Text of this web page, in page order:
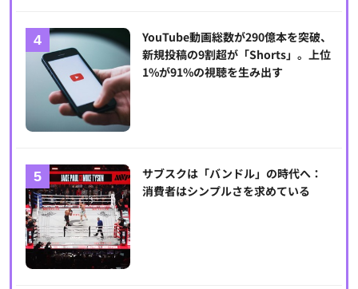
YouTube動画総数が290億本を突破、
新規投稿の9割超が「Shorts」。上位
1%が91%の視聴を生み出す
サブスクは「バンドル」の時代へ：
消費者はシンプルさを求めている